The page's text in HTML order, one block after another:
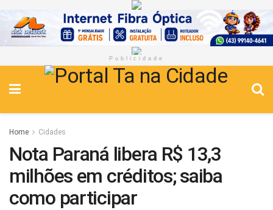
Publicidade
Home Cidades
Nota Paraná libera R$ 13,3
milhões em créditos; saiba
como participar